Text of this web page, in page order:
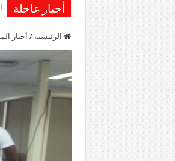
أخبار عاجلة
الرئيسية / أخبار